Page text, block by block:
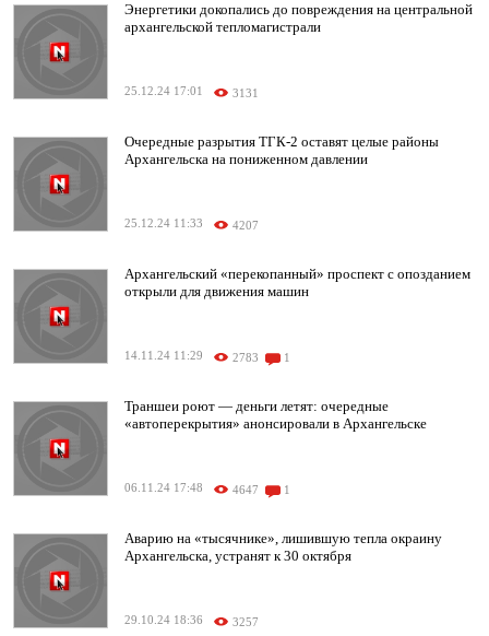
Энергетики докопались до повреждения на центральной
архангельской тепломагистрали
25.12.24 17:01 3131
Очередные разрытия ТГК-2 оставят целые районы
Архангельска на пониженном давлении
25.12.24 11:33 4207
Архангельский «перекопанный» проспект с опозданием
открыли для движения машин
14.11.24 11:29 2783 1
Траншеи роют — деньги летят: очередные
«автоперекрытия» анонсировали в Архангельске
06.11.24 17:48 4647 1
Аварию на «тысячнике», лишившую тепла окраину
Архангельска, устранят к 30 октября
29.10.24 18:36 3257